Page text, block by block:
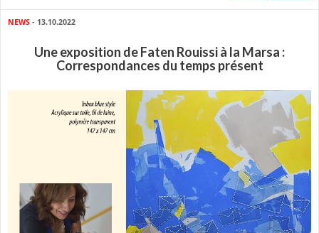
NEWS - 13.10.2022
Une exposition de Faten Rouissi à la Marsa :
Correspondances du temps présent